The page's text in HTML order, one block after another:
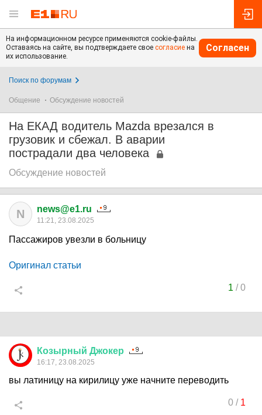
На информационном ресурсе применяются cookie-файлы.
Оставаясь на сайте, вы подтверждаете свое согласие на
их использование.
Согласен
Поиск по форумам
Общение Обсуждение новостей
На ЕКАД водитель Mazda врезался в
грузовик и сбежал. В аварии
пострадали два человека
Обсуждение новостей
N news@e1.ru
11:21, 23.08.2025
Пассажиров увезли в больницу
Оригинал статьи
1 /0
Козырный Джокер
16:17, 23.08.2025
вы латиницу на кирилицу уже начните переводить
0/ 1